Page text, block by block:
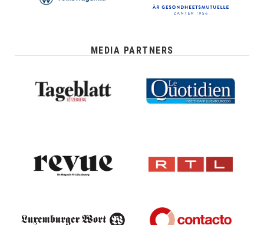
MEDIA PARTNERS